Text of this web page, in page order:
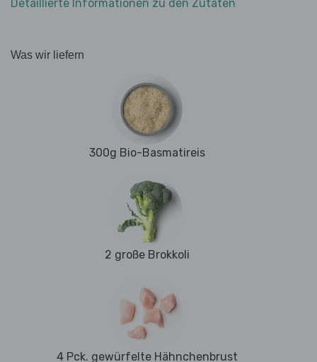
Detaillierte Informationen zu den Zutaten
Was wir liefern
300g Bio-Basmatireis
2 große Brokkoli
4 Pck. gewürfelte Hähnchenbrust